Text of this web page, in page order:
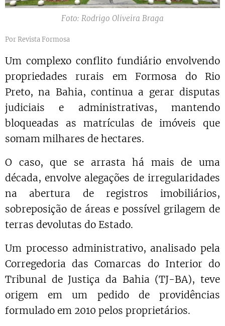
Foto: Rodrigo Oliveira Braga
Por Revista Formosa
Um complexo conflito fundiário envolvendo
propriedades rurais em Formosa do Rio
Preto, na Bahia, continua a gerar disputas
judiciais e administrativas, mantendo
bloqueadas as matrículas de imóveis que
somam milhares de hectares.
O caso, que se arrasta há mais de uma
década, envolve alegações de irregularidades
na abertura de registros imobiliários,
sobreposição de áreas e possível grilagem de
terras devolutas do Estado.
Um processo administrativo, analisado pela
Corregedoria das Comarcas do Interior do
Tribunal de Justiça da Bahia (TJ-BA), teve
origem em um pedido de providências
formulado em 2010 pelos proprietários.